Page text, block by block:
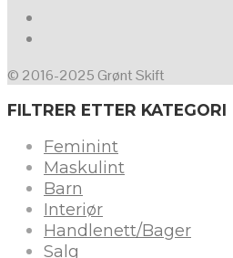
© 2016-2025 Grønt Skift
FILTRER ETTER KATEGORI
Feminint
Maskulint
Barn
Interiør
Handlenett/Bager
Salg